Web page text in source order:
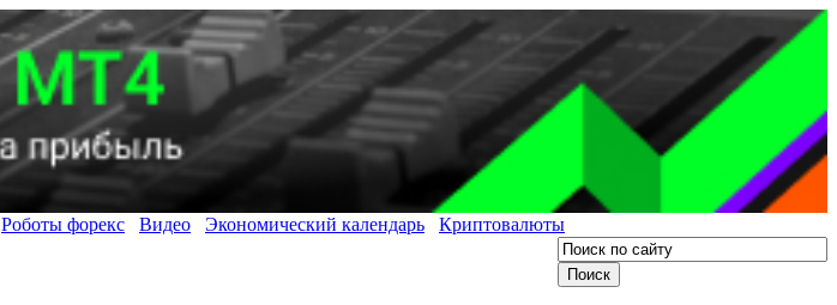
Роботы форекс Видео Экономический календарь Криптовалюты